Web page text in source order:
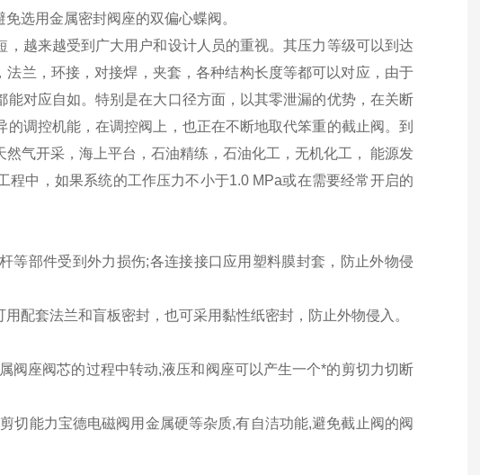
选用金属密封阀座的双偏心蝶阀。
越来越受到广大用户和设计人员的重视。其压力等级可以到达
兰，环接，对接焊，夹套，各种结构长度等都可以对应，由于
对应自如。特别是在大口径方面，以其零泄漏的优势，在关断
调控机能，在调控阀上，也正在不断地取代笨重的截止阀。到
气开采，海上平台，石油精练，石油化工，无机化工， 能源发
中，如果系统的工作压力不小于1.0 MPa或在需要经常开启的
等部件受到外力损伤;各连接接口应用塑料膜封套，防止外物侵
配套法兰和盲板密封，也可采用黏性纸密封，防止外物侵入。
阀座阀芯的过程中转动,液压和阀座可以产生一个*的剪切力切断
切能力宝德电磁阀用金属硬等杂质,有自洁功能,避免截止阀的阀